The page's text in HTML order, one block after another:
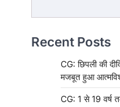
Recent Posts
CG: छिपली की
मजबूत हुआ
CG: 1 से 19 वर्ष